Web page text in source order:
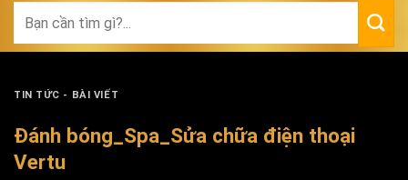
for:
TIN TỨC - BÀI VIẾT
Đánh bóng_Spa_Sửa chữa điện thoại
Vertu